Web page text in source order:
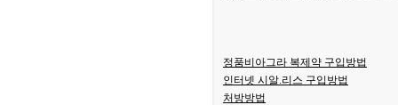
정품비아그라 복제약 구입방법
인터넷 시알.리스 구입방법
처방방법